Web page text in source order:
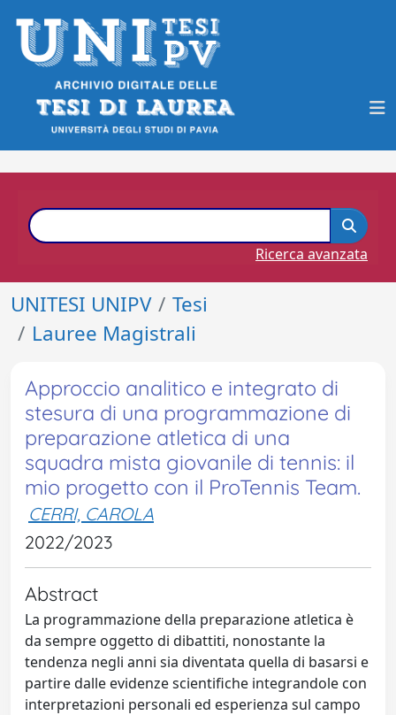
Ricerca avanzata
UNITESI UNIPV
Tesi
Lauree Magistrali
Approccio analitico e integrato di
stesura di una programmazione di
preparazione atletica di una
squadra mista giovanile di tennis: il
mio progetto con il ProTennis Team.
CERRI, CAROLA
2022/2023
Abstract
La programmazione della preparazione atletica è
da sempre oggetto di dibattiti, nonostante la
tendenza negli anni sia diventata quella di basarsi e
partire dalle evidenze scientifiche integrandole con
interpretazioni personali ed esperienza sul campo